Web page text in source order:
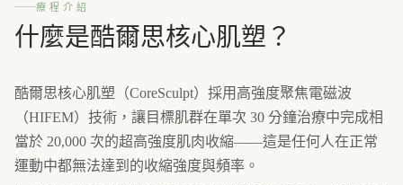
療程介紹
什麼是酷爾思核心肌塑？
酷爾思核心肌塑（CoreSculpt）採用高強度聚焦電磁波
（HIFEM）技術，讓目標肌群在單次 30 分鐘治療中完成相
當於 20,000 次的超高強度肌肉收縮——這是任何人在正常
運動中都無法達到的收縮強度與頻率。